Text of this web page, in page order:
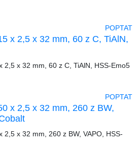
POPTAT
x 2,5 x 32 mm, 60 z C, TiAlN,
POPTAT
x 2,5 x 32 mm, 260 z BW,